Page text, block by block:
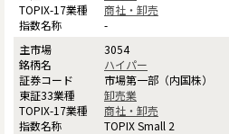
商社・卸売
-
3054
ハイパー
市場第一部（内国株）
卸売業
商社・卸売
TOPIX Small 2